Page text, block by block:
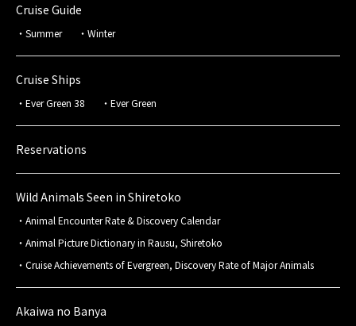
Cruise Guide
Summer Winter
Cruise Ships
Ever Green 38 Ever Green
Reservations
Wild Animals Seen in Shiretoko
Animal Encounter Rate & Discovery Calendar
Animal Picture Dictionary in Rausu, Shiretoko
Cruise Achievements of Evergreen, Discovery Rate of Major Animals
Akaiwa no Banya